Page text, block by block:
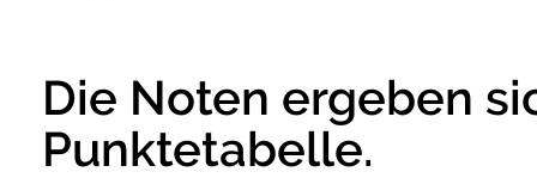
Die Noten ergeben
Punktetabelle.